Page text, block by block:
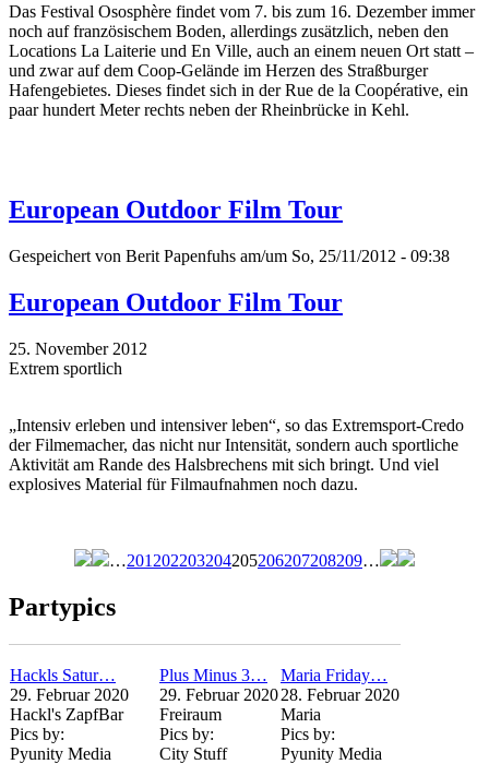
Das Festival Ososphère findet vom 7. bis zum 16. Dezember immer
noch auf französischem Boden, allerdings zusätzlich, neben den
Locations La Laiterie und En Ville, auch an einem neuen Ort statt –
und zwar auf dem Coop-Gelände im Herzen des Straßburger
Hafengebietes. Dieses findet sich in der Rue de la Coopérative, ein
paar hundert Meter rechts neben der Rheinbrücke in Kehl.
European Outdoor Film Tour
Gespeichert von Berit Papenfuhs am/um So, 25/11/2012 - 09:38
European Outdoor Film Tour
25. November 2012
Extrem sportlich
„Intensiv erleben und intensiver leben“, so das Extremsport-Credo
der Filmemacher, das nicht nur Intensität, sondern auch sportliche
Aktivität am Rande des Halsbrechens mit sich bringt. Und viel
explosives Material für Filmaufnahmen noch dazu.
…201 202203204205206207208209…
Partypics
Hackls Satur…
29. Februar 2020
Hackl's ZapfBar
Pics by:
Pyunity Media
Plus Minus 3…
29. Februar 2020
Freiraum
Pics by:
City Stuff
Maria Friday…
28. Februar 2020
Maria
Pics by:
Pyunity Media